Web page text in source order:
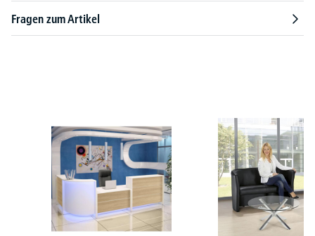
Fragen zum Artikel